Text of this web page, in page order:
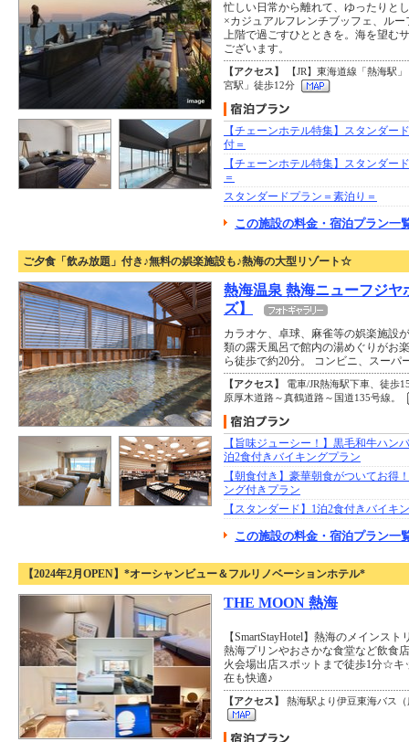
忙しい日常から離れて、ゆったりと
×カジュアルフレンチブッフェ、ル
上階で過ごすひとときを。海を望む
ございます。
【アクセス】
【JR】東海道線「熱海駅
宮駅」徒歩12分
【チェーンホテル特集】スタンダー
付＝
【チェーンホテル特集】スタンダー
＝
スタンダードプラン＝素泊り＝
この施設の料金・宿泊プラン
ご夕食「飲み放題」付き♪無料の娯楽施設も♪熱海の大型リゾート☆
熱海温泉 熱海ニューフジヤ
ズ】
カラオケ、卓球、麻雀等の娯楽施設
類の露天風呂で館内の湯めぐりがお
ら徒歩で約20分。 コンビニ、スーパ
【アクセス】
電車/JR熱海駅下車、徒歩
原厚木道路～真鶴道路～国道135号線。
【旨味ジューシー！】黒毛和牛ハ
泊2食付きバイキングプラン
【朝食付き】豪華朝食がついてお得
ング付きプラン
【スタンダード】1泊2食付きバイキ
この施設の料金・宿泊プラン
【2024年2月OPEN】*オーシャンビュー＆フルリノベーションホテル*
THE MOON 熱海
【SmartStayHotel】熱海のメインス
熱海プリンやおさかな食堂など飲食
火会場出店スポットまで徒歩1分☆キ
在も快適♪
【アクセス】 熱海駅より伊豆東海バス